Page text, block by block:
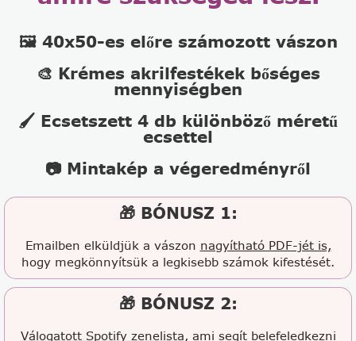
🖼️ 40x50-es előre számozott vászon
🎨 Krémes akrilfestékek bőséges
mennyiségben
🖌️ Ecsetszett 4 db különböző méretű
ecsettel
📷 Mintakép a végeredményről
🎁 BÓNUSZ 1:
Emailben elküldjük a vászon nagyítható PDF-jét is,
hogy megkönnyítsük a legkisebb számok kifestését.
🎁 BÓNUSZ 2:
Válogatott Spotify zenelista, ami segít belefeledkezni